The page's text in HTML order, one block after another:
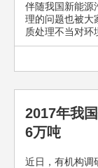
伴随我国新能源
理的问题也被大
质处理不当对环
2017年我
6万吨
近日，有机构调